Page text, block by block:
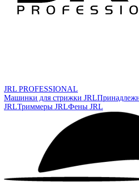
JRL PROFESSIONAL
Машинки для стрижки JRL
JRLТриммеры JRLФены JRL